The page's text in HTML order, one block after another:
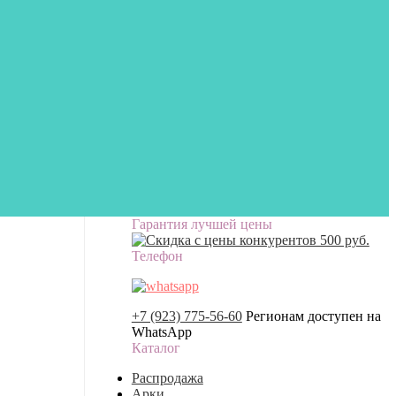
Гарантия лучшей цены
Телефон
+7 (923) 775-56-60Регионам доступен на
WhatsApp
Каталог
Распродажа